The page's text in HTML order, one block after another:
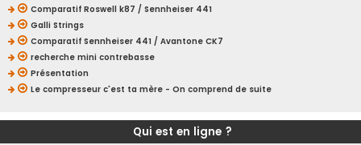
Comparatif Roswell k87 / Sennheiser 441
Galli Strings
Comparatif Sennheiser 441 / Avantone CK7
recherche mini contrebasse
Présentation
Le compresseur c'est ta mère - On comprend de suite
Qui est en ligne ?